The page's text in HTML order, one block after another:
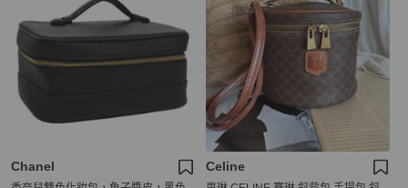
Chanel Celine